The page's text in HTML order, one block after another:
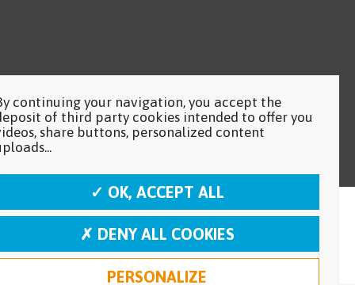
continuing your navigation, you accept the
of third party cookies intended to offer you
share buttons, personalized content
✓ OK, ACCEPT ALL
✗ DENY ALL COOKIES
PERSONALIZE